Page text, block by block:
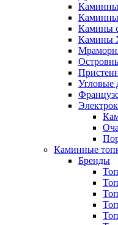
Камины
Камины
Угловые
Каминные
Бренды